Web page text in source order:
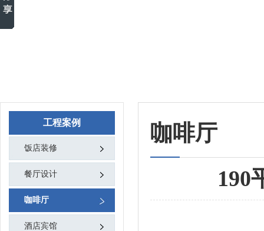
工程案例
饭店装修
餐厅设计
咖啡厅
酒店宾馆
咖啡厅
190